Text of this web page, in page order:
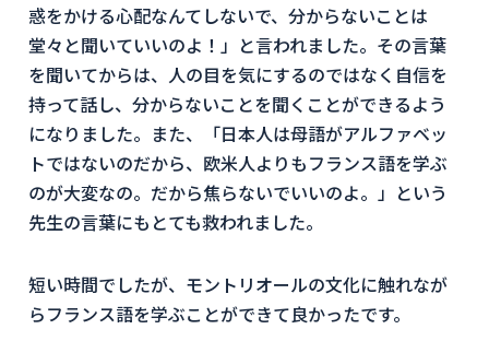
惑をかける心配なんてしないで、分からないことは
堂々と聞いていいのよ！」と言われました。その言葉
を聞いてからは、人の目を気にするのではなく自信を
持って話し、分からないことを聞くことができるよう
になりました。また、「日本人は母語がアルファベッ
トではないのだから、欧米人よりもフランス語を学ぶ
のが大変なの。だから焦らないでいいのよ。」という
先生の言葉にもとても救われました。
短い時間でしたが、モントリオールの文化に触れなが
らフランス語を学ぶことができて良かったです。